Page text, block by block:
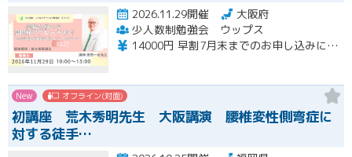
2026.11.29開催
大阪府
少人数制勉強会 ウップス
14000円 早割7月末までのお申し込みにて12000 さらにペア割2000円引き
New オフライン(対面)
初講座 荒木秀明先生 大阪講演 腰椎変性側弯症に
対する徒手…